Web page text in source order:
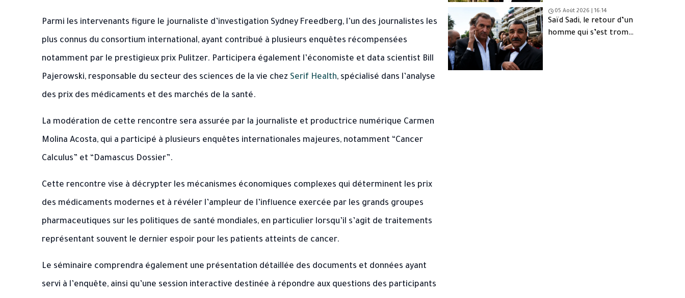
Parmi les intervenants figure le journaliste d’investigation Sydney Freedberg, l’un des journalistes les
plus connus du consortium international, ayant contribué à plusieurs enquêtes récompensées
notamment par le prestigieux prix Pulitzer. Participera également l’économiste et data scientist Bill
Pajerowski, responsable du secteur des sciences de la vie chez Serif Health, spécialisé dans l’analyse
des prix des médicaments et des marchés de la santé.
La modération de cette rencontre sera assurée par la journaliste et productrice numérique Carmen
Molina Acosta, qui a participé à plusieurs enquêtes internationales majeures, notamment “Cancer
Calculus” et “Damascus Dossier”.
Cette rencontre vise à décrypter les mécanismes économiques complexes qui déterminent les prix
des médicaments modernes et à révéler l’ampleur de l’influence exercée par les grands groupes
pharmaceutiques sur les politiques de santé mondiales, en particulier lorsqu’il s’agit de traitements
représentant souvent le dernier espoir pour les patients atteints de cancer.
Le séminaire comprendra également une présentation détaillée des documents et données ayant
servi à l’enquête, ainsi qu’une session interactive destinée à répondre aux questions des participants
05 Août 2026 | 16:14
Saïd Sadi, le retour d’un
homme qui s’est trompé